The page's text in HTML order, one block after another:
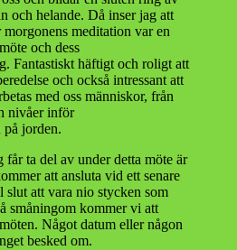
och helande. Då inser jag att
meditation var en
och dess
Fantastiskt häftigt och roligt att
och också intressant att
med oss människor, från
nivåer inför
på jorden.
ta del av under detta möte är
att ansluta vid ett senare
att vara nio stycken som
småningom kommer vi att
Något datum eller någon
besked om.